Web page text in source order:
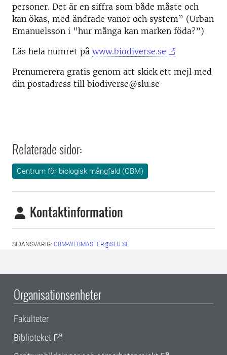
personer. Det är en siffra som både måste och
kan ökas, med ändrade vanor och system” (Urban
Emanuelsson i ”hur många kan marken föda?”)
Läs hela numret på www.biodiverse.se
Prenumerera gratis genom att skick ett mejl med
din postadress till biodiverse@slu.se
Relaterade sidor:
Centrum för biologisk mångfald (CBM)
Kontaktinformation
SIDANSVARIG: CBM-WEBMASTER@SLU.SE
Organisationsenheter
Fakulteter
Biblioteket